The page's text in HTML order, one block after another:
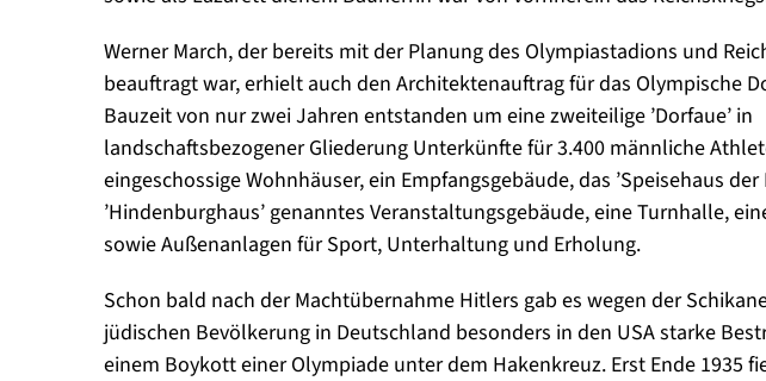
Werner March, der bereits mit der Planung des Olympiastadions und
beauftragt war, erhielt auch den Architektenauftrag für das Olympische
Bauzeit von nur zwei Jahren entstanden um eine zweiteilige ’Dorfaue’ in
landschaftsbezogener Gliederung Unterkünfte für 3.400 männliche
eingeschossige Wohnhäuser, ein Empfangsgebäude, das ’Speisehaus der
’Hindenburghaus’ genanntes Veranstaltungsgebäude, eine Turnhalle,
sowie Außenanlagen für Sport, Unterhaltung und Erholung.
Schon bald nach der Machtübernahme Hitlers gab es wegen der
jüdischen Bevölkerung in Deutschland besonders in den USA starke
einem Boykott einer Olympiade unter dem Hakenkreuz. Erst Ende 1935